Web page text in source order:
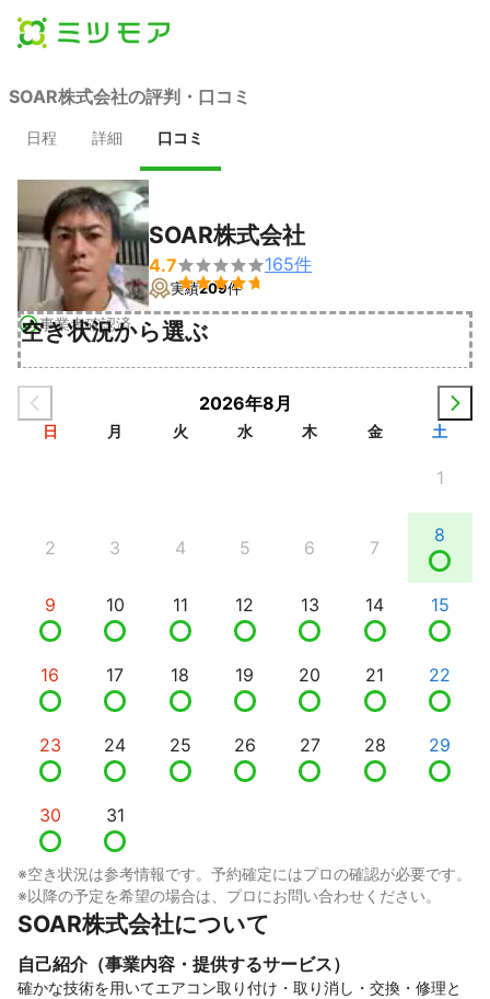
SOAR株式会社の評判・口コミ
日程 詳細 口コミ
事業者確認済
SOAR株式会社
4.7

165件
実績209件
空き状況から選ぶ
2026年8月
日 月 火 水 木 金 土
1
2 3 4 5 6 7
8
9 10 11 12 13 14 15
16 17 18 19 20 21 22
23 24 25 26 27 28 29
30 31
※空き状況は参考情報です。予約確定にはプロの確認が必要です。
※以降の予定を希望の場合は、プロにお問い合わせください。
SOAR株式会社について
自己紹介（事業内容・提供するサービス）
確かな技術を用いてエアコン取り付け・取り消し・交換・修理と